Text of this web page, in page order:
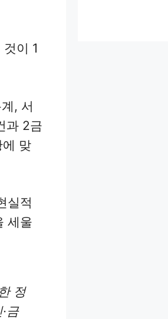
이 1
, 서
과 2금
맞
실적
세울
정
금